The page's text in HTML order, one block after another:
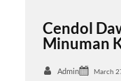
Cendol
Minuman
Admin March